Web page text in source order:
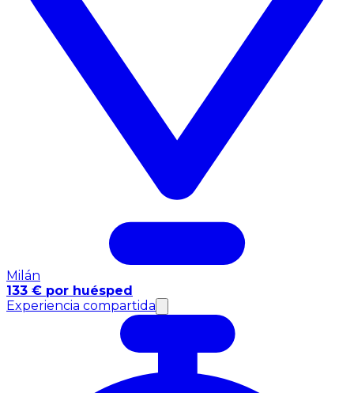
Milán
133 € por huésped
Experiencia compartida